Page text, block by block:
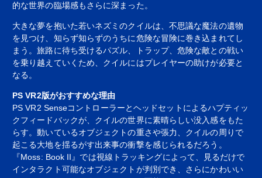
的な世界の臨場感もさらに深まった。
大きな夢を抱いた若いネズミのクイルは、不思議な魔法の遺物
を見つけ、知らず知らずのうちに危険な冒険に巻き込まれてし
まう。旅路に待ち受けるパズル、トラップ、危険な敵との戦い
を乗り越えていくため、クイルにはプレイヤーの助けが必要と
なる。
PS VR2版がおすすめな理由
PS VR2 Senseコントローラーとヘッドセットによるハプティッ
クフィードバックが、クイルの世界に素晴らしい没入感をもた
らす。動いているオブジェクトの重さや張力、クイルの周りで
起こる大地を揺るがす出来事の衝撃を感じられるだろう。
『Moss: Book II』では視線トラッキングによって、見るだけで
インタラクト可能なオブジェクトが判別でき、さらにかわいい